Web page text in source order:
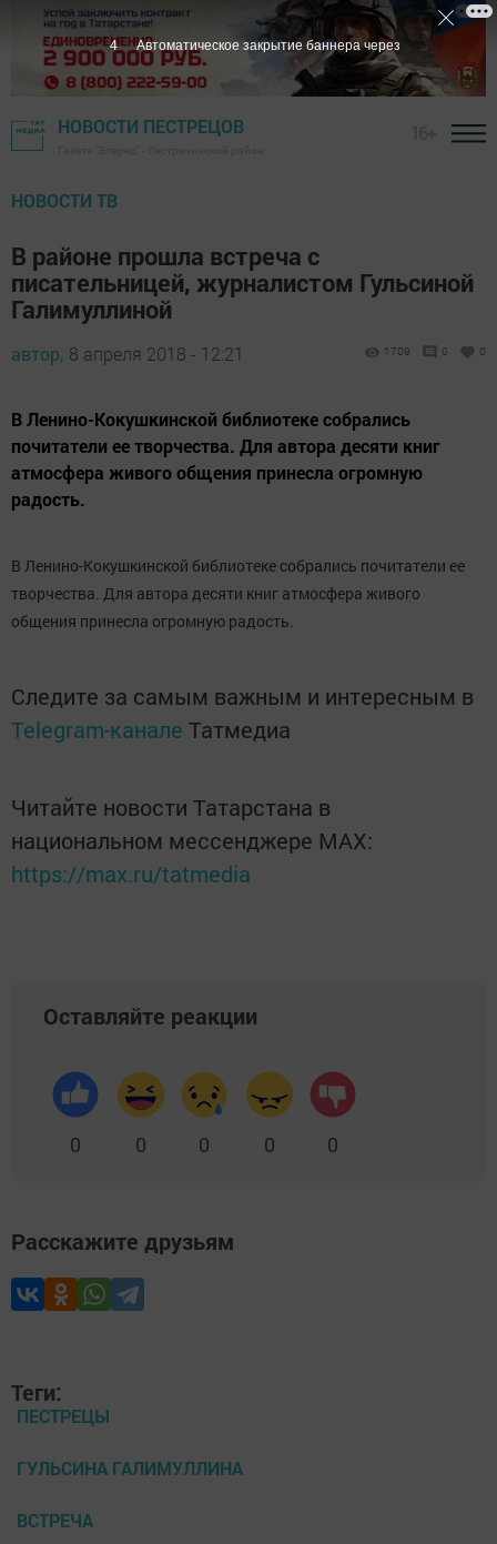
НОВОСТИ ПЕСТРЕЦОВ
НОВОСТИ ТВ
В районе прошла встреча с
писательницей, журналистом Гульсиной
Галимуллиной
автор, 8 апреля 2018 - 12:21 1709 0 0
В Ленино-Кокушкинской библиотеке собрались
почитатели ее творчества. Для автора десяти книг
атмосфера живого общения принесла огромную
радость.
В Ленино-Кокушкинской библиотеке собрались почитатели ее
творчества. Для автора десяти книг атмосфера живого
общения принесла огромную радость.
Следите за самым важным и интересным в
Telegram-канале Татмедиа
Читайте новости Татарстана в
национальном мессенджере MАХ:
https://max.ru/tatmedia
Оставляйте реакции
0 0 0 0 0
Расскажите друзьям
Теги:
ПЕСТРЕЦЫ
ГУЛЬСИНА ГАЛИМУЛЛИНА
ВСТРЕЧА
3 Автоматическое закрытие баннера через